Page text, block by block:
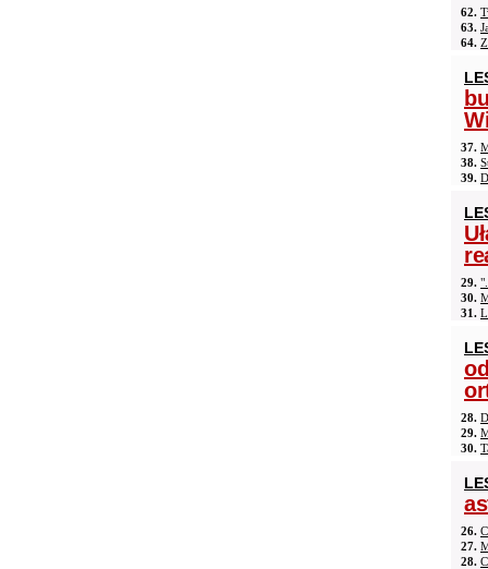
62.
63.
64.
37.
38.
39.
29.
30.
31.
28.
29.
30.
26.
27.
28.